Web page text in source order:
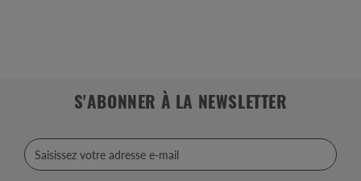
S'ABONNER À LA NEWSLETTER